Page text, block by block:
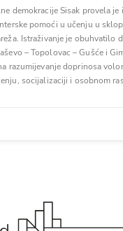
demokracije Sisak provela je
pomoći u učenju u
Istraživanje je obuhvatilo
– Topolovac – Gušće i
razumijevanje doprinosa
socijalizaciji i osobnom